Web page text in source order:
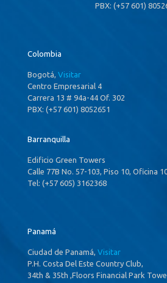
PBX: (+57 601)
Colombia
Bogotá, Visitar
Centro Empresarial 4
Carrera 13 # 94a-44 Of. 302
PBX: (+57 601) 8052651
Barranquilla
Edificio Green Towers
Calle 77B No. 57-103, Piso 10, Oficina
Tel: (+57 605) 3162368
Panamá
Ciudad de Panamá, Visitar
P.H. Costa Del Este Country Club,
34th & 35th ,Floors Financial Park